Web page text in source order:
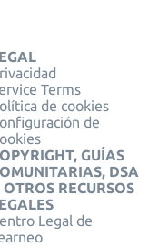
Terms
de cookies
de
GUÍAS
DSA
OTROS RECURSOS
Legal de